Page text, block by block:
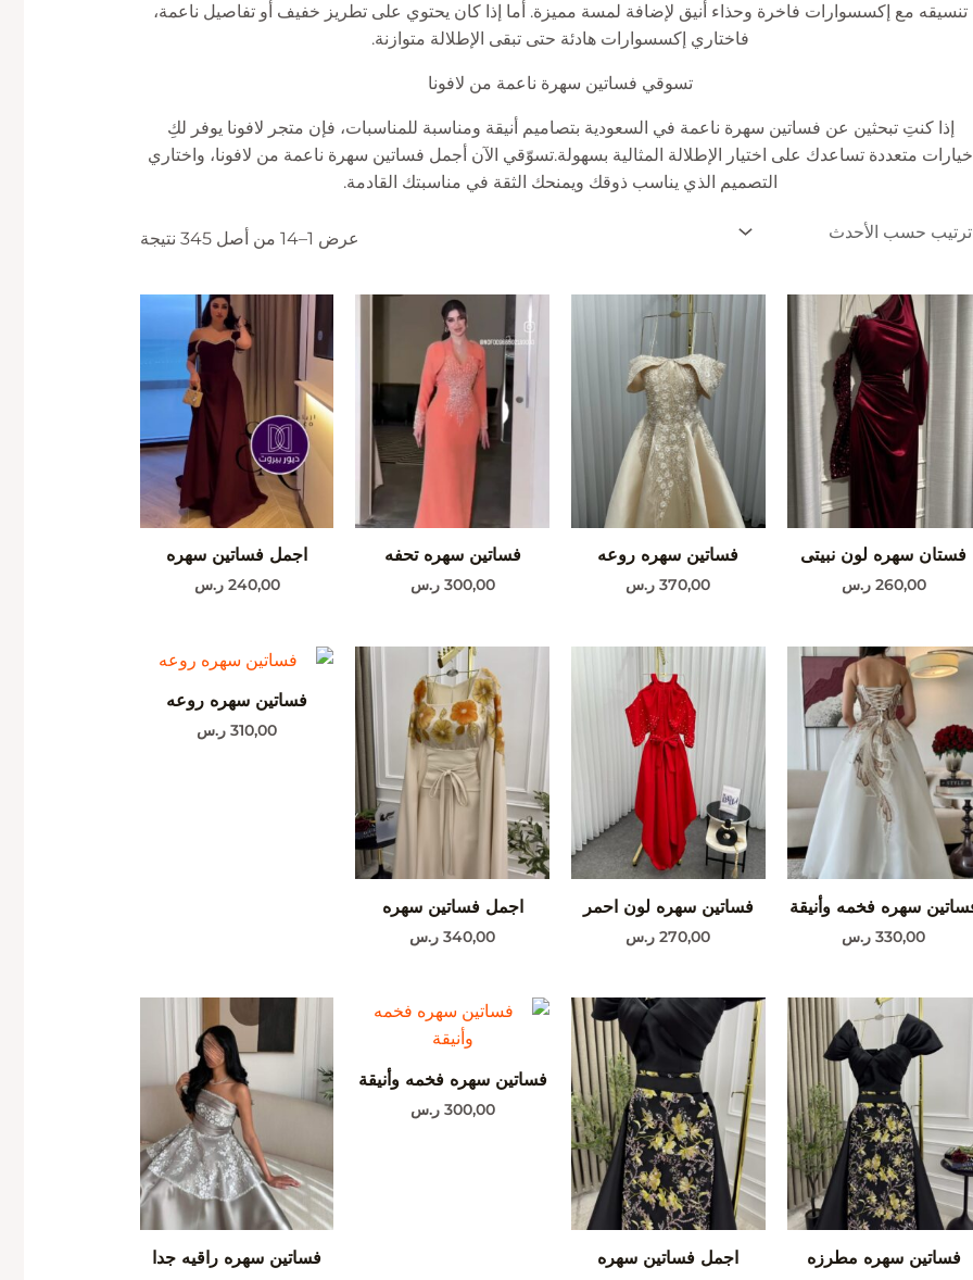
تنسيقه مع إكسسوارات فاخرة وحذاء أنيق لإضافة لمسة مميزة. أما إذا كان يحتوي على تطريز خفيف أو تفاصيل ناعمة،
فاختاري إكسسوارات هادئة حتى تبقى الإطلالة متوازنة.
تسوقي فساتين سهرة ناعمة من لافونا
إذا كنتِ تبحثين عن فساتين سهرة ناعمة في السعودية بتصاميم أنيقة ومناسبة للمناسبات، فإن متجر لافونا يوفر لكِ
خيارات متعددة تساعدك على اختيار الإطلالة المثالية بسهولة.تسوّقي الآن أجمل فساتين سهرة ناعمة من لافونا، واختاري
التصميم الذي يناسب ذوقك ويمنحك الثقة في مناسبتك القادمة.
عرض 1–14 من أصل 345 نتيجة
فستان سهره لون نبيتى
260,00 ر.س
فساتين سهره روعه
370,00 ر.س
فساتين سهره تحفه
300,00 ر.س
اجمل فساتين سهره
240,00 ر.س
سهره فخمه وأنيقة
330,00 ر.س
فساتين سهره لون احمر
270,00 ر.س
اجمل فساتين سهره
340,00 ر.س
فساتين سهره روعه
310,00 ر.س
فساتين سهره مطرزه اجمل فساتين سهره
فساتين سهره فخمه وأنيقة
300,00 ر.س
فساتين سهره راقيه جدا